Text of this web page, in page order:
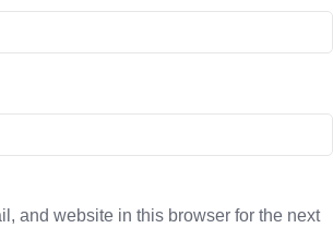
and website in this browser for the next